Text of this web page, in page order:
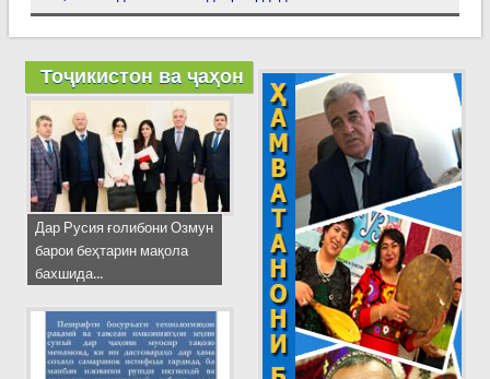
Тоҷикистон ва ҷаҳон
Дар Русия ғолибони Озмун
барои беҳтарин мақола
бахшида...